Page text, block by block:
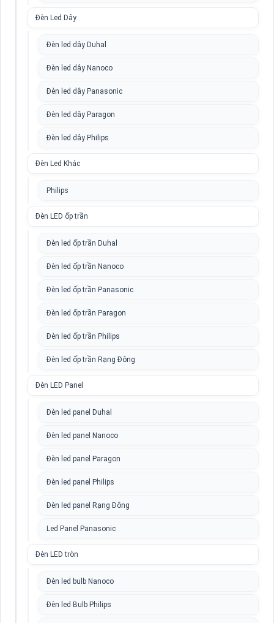
Đèn Led Dây
Đèn led dây Duhal
Đèn led dây Nanoco
Đèn led dây Panasonic
Đèn led dây Paragon
Đèn led dây Philips
Đèn Led Khác
Philips
Đèn LED ốp trần
Đèn led ốp trần Duhal
Đèn led ốp trần Nanoco
Đèn led ốp trần Panasonic
Đèn led ốp trần Paragon
Đèn led ốp trần Philips
Đèn led ốp trần Rạng Đông
Đèn LED Panel
Đèn led panel Duhal
Đèn led panel Nanoco
Đèn led panel Paragon
Đèn led panel Philips
Đèn led panel Rạng Đông
Led Panel Panasonic
Đèn LED tròn
Đèn led bulb Nanoco
Đèn led Bulb Philips